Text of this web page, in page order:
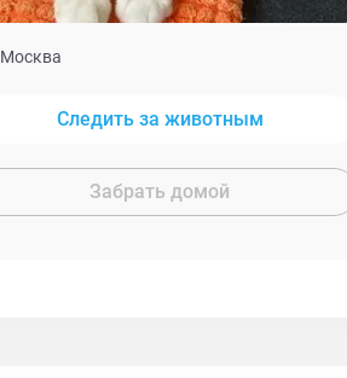
Москва
Следить за животным
Забрать домой